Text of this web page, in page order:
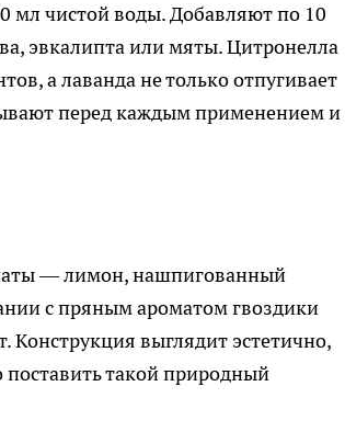
мл чистой воды. Добавляют по 10
эвкалипта или мяты. Цитронелла
а лаванда не только отпугивает
перед каждым применением и
— лимон, нашпигованный
с пряным ароматом гвоздики
Конструкция выглядит эстетично,
поставить такой природный